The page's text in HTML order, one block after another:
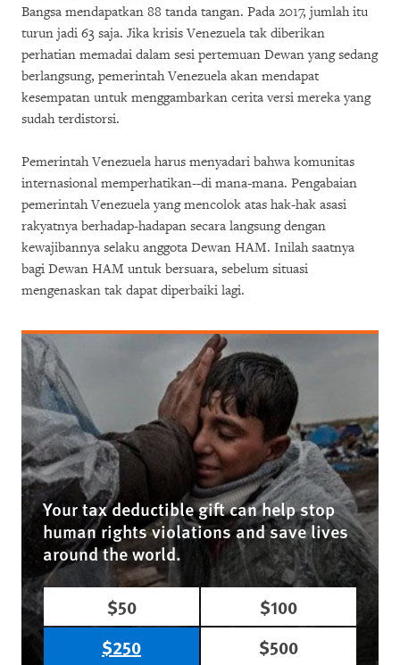
Bangsa mendapatkan 88 tanda tangan. Pada 2017, jumlah itu
turun jadi 63 saja. Jika krisis Venezuela tak diberikan
perhatian memadai dalam sesi pertemuan Dewan yang sedang
berlangsung, pemerintah Venezuela akan mendapat
kesempatan untuk menggambarkan cerita versi mereka yang
sudah terdistorsi.
Pemerintah Venezuela harus menyadari bahwa komunitas
internasional memperhatikan--di mana-mana. Pengabaian
pemerintah Venezuela yang mencolok atas hak-hak asasi
rakyatnya berhadap-hadapan secara langsung dengan
kewajibannya selaku anggota Dewan HAM. Inilah saatnya
bagi Dewan HAM untuk bersuara, sebelum situasi
mengenaskan tak dapat diperbaiki lagi.
Your tax deductible gift can help stop
human rights violations and save lives
around the world.
$50
$100
$250
$500